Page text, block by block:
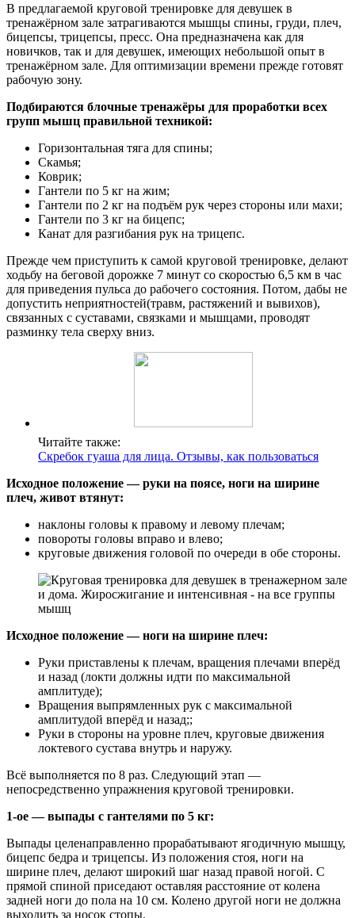
В предлагаемой круговой тренировке для девушек в
тренажёрном зале затрагиваются мышцы спины, груди, плеч,
бицепсы, трицепсы, пресс. Она предназначена как для
новичков, так и для девушек, имеющих небольшой опыт в
тренажёрном зале. Для оптимизации времени прежде готовят
рабочую зону.
Подбираются блочные тренажёры для проработки всех
групп мышц правильной техникой:
Горизонтальная тяга для спины;
Скамья;
Коврик;
Гантели по 5 кг на жим;
Гантели по 2 кг на подъём рук через стороны или махи;
Гантели по 3 кг на бицепс;
Канат для разгибания рук на трицепс.
Прежде чем приступить к самой круговой тренировке, делают
ходьбу на беговой дорожке 7 минут со скоростью 6,5 км в час
для приведения пульса до рабочего состояния. Потом, дабы не
допустить неприятностей(травм, растяжений и вывихов),
связанных с суставами, связками и мышцами, проводят
разминку тела сверху вниз.
Читайте также:
Скребок гуаша для лица. Отзывы, как пользоваться
Исходное положение — руки на поясе, ноги на ширине
плеч, живот втянут:
наклоны головы к правому и левому плечам;
повороты головы вправо и влево;
круговые движения головой по очереди в обе стороны.
Исходное положение — ноги на ширине плеч:
Руки приставлены к плечам, вращения плечами вперёд
и назад (локти должны идти по максимальной
амплитуде);
Вращения выпрямленных рук с максимальной
амплитудой вперёд и назад;;
Руки в стороны на уровне плеч, круговые движения
локтевого сустава внутрь и наружу.
Всё выполняется по 8 раз. Следующий этап —
непосредственно упражнения круговой тренировки.
1-ое — выпады с гантелями по 5 кг:
Выпады целенаправленно прорабатывают ягодичную мышцу,
бицепс бедра и трицепсы. Из положения стоя, ноги на
ширине плеч, делают широкий шаг назад правой ногой. С
прямой спиной приседают оставляя расстояние от колена
задней ноги до пола на 10 см. Колено другой ноги не должна
выходить за носок стопы.